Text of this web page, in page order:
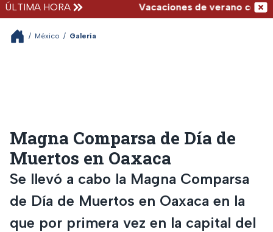
ÚLTIMA HORA Vacaciones de verano complicadas:
/ México / Galería
Magna Comparsa de Día de
Muertos en Oaxaca
Se llevó a cabo la Magna Comparsa
de Día de Muertos en Oaxaca en la
que por primera vez en la capital del